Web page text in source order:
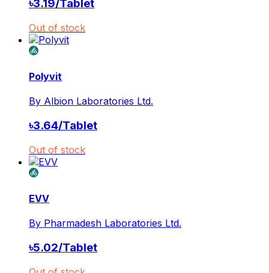
৳3.19/Tablet
Out of stock
Polyvit
By Albion Laboratories Ltd.
৳3.64/Tablet
Out of stock
EVV
By Pharmadesh Laboratories Ltd.
৳5.02/Tablet